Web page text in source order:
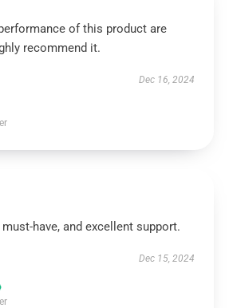
of this product are
recommend it.
Dec 16, 2024
have, and excellent support.
Dec 15, 2024